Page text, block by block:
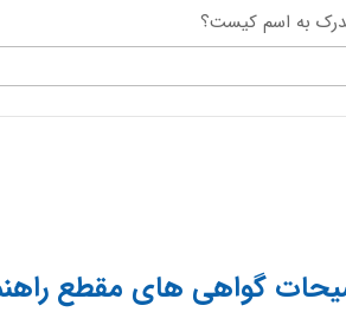
به اسم کیست؟
گواهی های مقطع